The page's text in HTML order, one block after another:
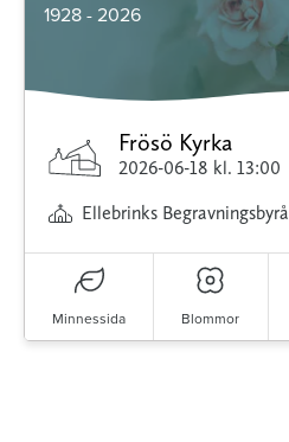
1928 - 2026
Frösö Kyrka
2026-06-18 kl. 13:00
Ellebrinks Begravningsbyrå
Minnessida Blommor